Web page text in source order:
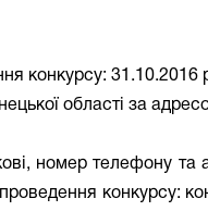
конкурсу: 31.10.2016
області за
номер телефону
конкурсу: